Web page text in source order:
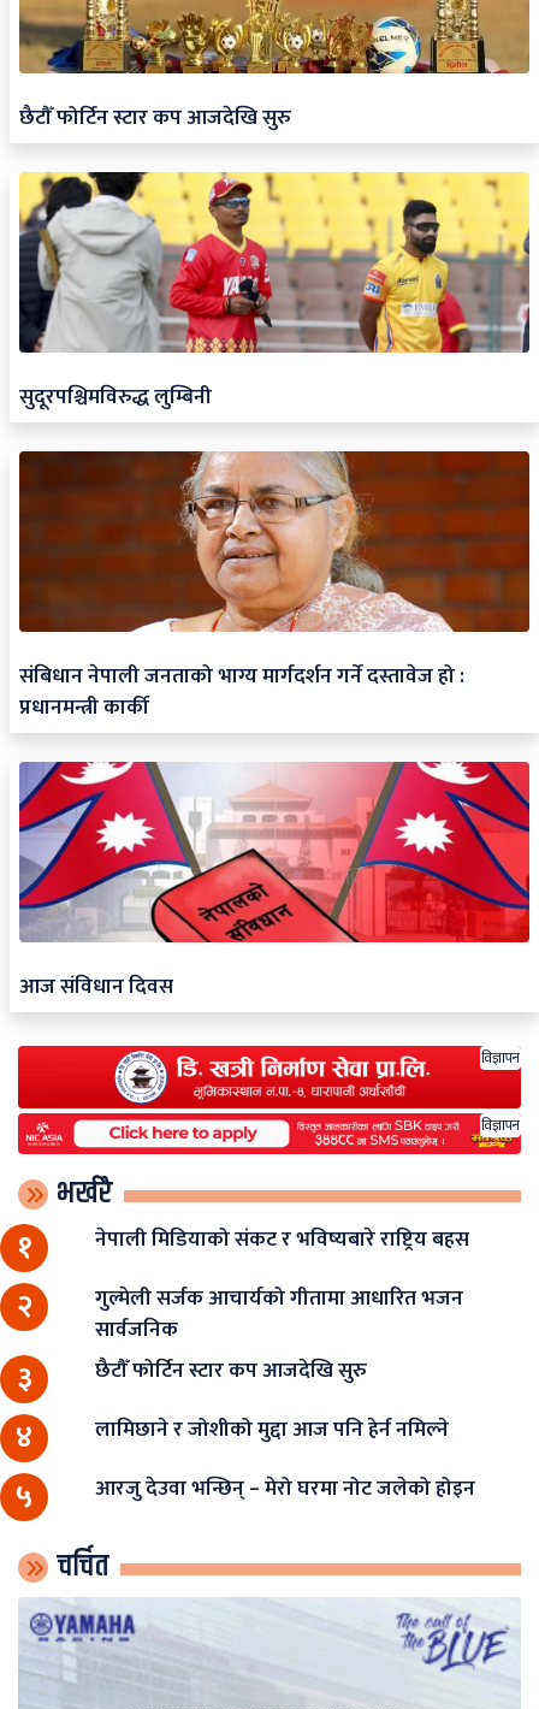
छैटौँ फोर्टिन स्टार कप आजदेखि सुरु
सुदूरपश्चिमविरुद्ध लुम्बिनी
संबिधान नेपाली जनताको भाग्य मार्गदर्शन गर्ने दस्तावेज हो :
प्रधानमन्त्री कार्की
आज संविधान दिवस
विज्ञापन
विज्ञापन
भर्खरै
१ नेपाली मिडियाको संकट र भविष्यबारे राष्ट्रिय बहस
२
गुल्मेली सर्जक आचार्यको गीतामा आधारित भजन
सार्वजनिक
३ छैटौँ फोर्टिन स्टार कप आजदेखि सुरु
४ लामिछाने र जोशीको मुद्दा आज पनि हेर्न नमिल्ने
५ आरजु देउवा भन्छिन् – मेरो घरमा नोट जलेको होइन
चर्चित